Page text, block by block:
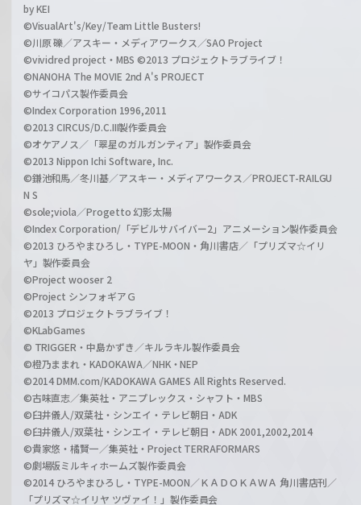
by KEI
©VisualArt's/Key/Team Little Busters!
©川原 礫／アスキー・メディアワークス／SAO Project
©vividred project・MBS ©2013 プロジェクトラブライブ！
©NANOHA The MOVIE 2nd A's PROJECT
©サイコパス製作委員会
©Index Corporation 1996,2011
©2013 CIRCUS/D.C.III製作委員会
©オケアノス／「翠星のガルガンティア」製作委員会
©2013 Nippon Ichi Software, Inc.
©鎌池和馬／冬川基／アスキー・メディアワークス／PROJECT-RAILGU
N S
©sole;viola／Progetto 幻影太陽
©Index Corporation/「デビルサバイバー2」アニメーション製作委員会
©2013 ひろやまひろし・TYPE-MOON・角川書店／「プリズマ☆イリ
ヤ」製作委員会
©Project wooser 2
©Project シンフォギアＧ
©2013 プロジェクトラブライブ！
©KLabGames
© TRIGGER・中島かずき／キルラキル製作委員会
©橙乃ままれ・KADOKAWA／NHK・NEP
©2014 DMM.com/KADOKAWA GAMES All Rights Reserved.
©古味直志／集英社・アニプレックス・シャフト・MBS
©臼井儀人/双葉社・シンエイ・テレビ朝日・ADK
©臼井儀人/双葉社・シンエイ・テレビ朝日・ADK 2001,2002,2014
©貴家悠・橘賢一／集英社・Project TERRAFORMARS
©劇場版ミルキィホームズ製作委員会
©2014 ひろやまひろし・TYPE-MOON／ＫＡＤＯＫＡＷＡ 角川書店刊／
「プリズマ☆イリヤ ツヴァイ！」製作委員会